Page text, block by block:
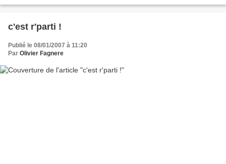
c'est r'parti !
Publié le 08/01/2007 à 11:20
Par Olivier Fagnere